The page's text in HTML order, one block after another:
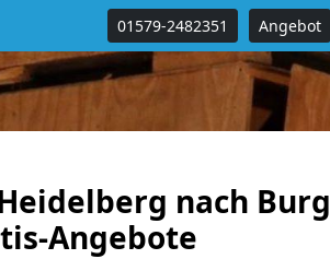
01579-2482351 Angebot
nach Burg
Angebote